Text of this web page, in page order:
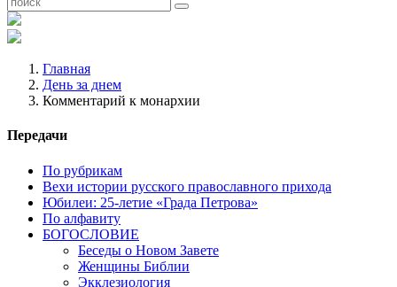
Главная
День за днем
Комментарий к монархии
Передачи
По рубрикам
Вехи истории русского православного прихода
Юбилеи: 25-летие «Града Петрова»
По алфавиту
БОГОСЛОВИЕ
Беседы о Новом Завете
Женщины Библии
Экклезиология